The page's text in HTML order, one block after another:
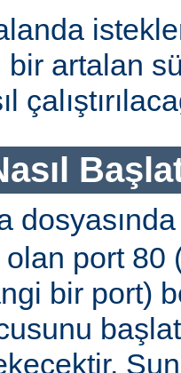
bir artalan
olan port 80
bir port)